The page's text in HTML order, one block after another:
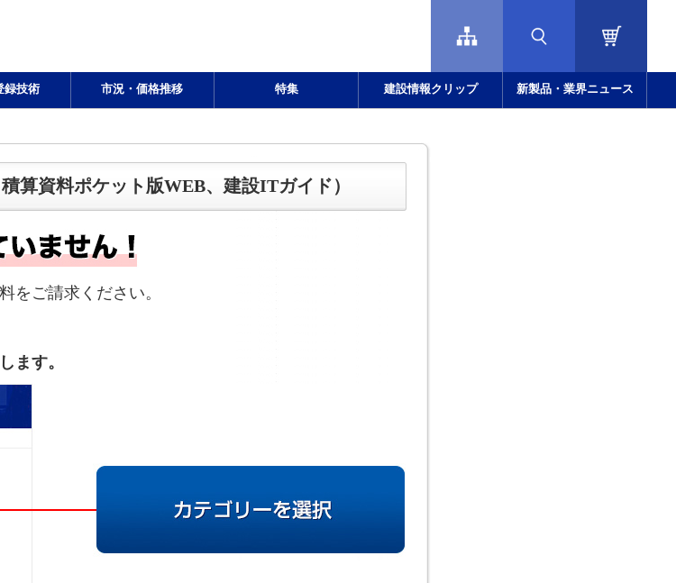
録技術 市況・価格推移 特集 建設情報クリップ 新製品・業界ニュース
算資料ポケット版WEB、建設ITガイド）
をご請求ください。
ます。